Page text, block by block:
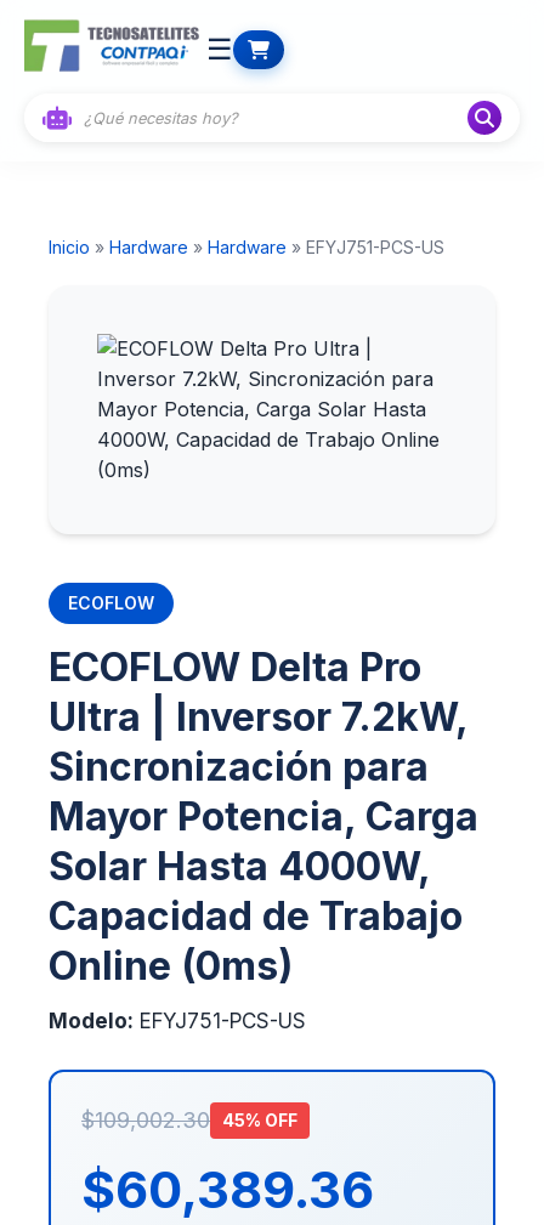
☰
Inicio » Hardware » Hardware » EFYJ751-PCS-US
ECOFLOW
ECOFLOW Delta Pro
Ultra | Inversor 7.2kW,
Sincronización para
Mayor Potencia, Carga
Solar Hasta 4000W,
Capacidad de Trabajo
Online (0ms)
Modelo: EFYJ751-PCS-US
$109,002.30 45% OFF
$60,389.36